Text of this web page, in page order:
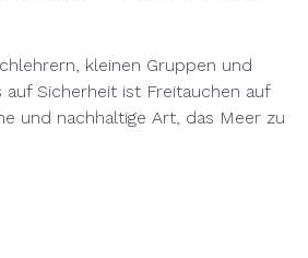
kleinen Gruppen und
auf Sicherheit ist Freitauchen auf
und nachhaltige Art, das Meer zu